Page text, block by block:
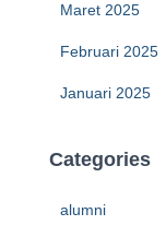
Maret 2025
Februari 2025
Januari 2025
Categories
alumni